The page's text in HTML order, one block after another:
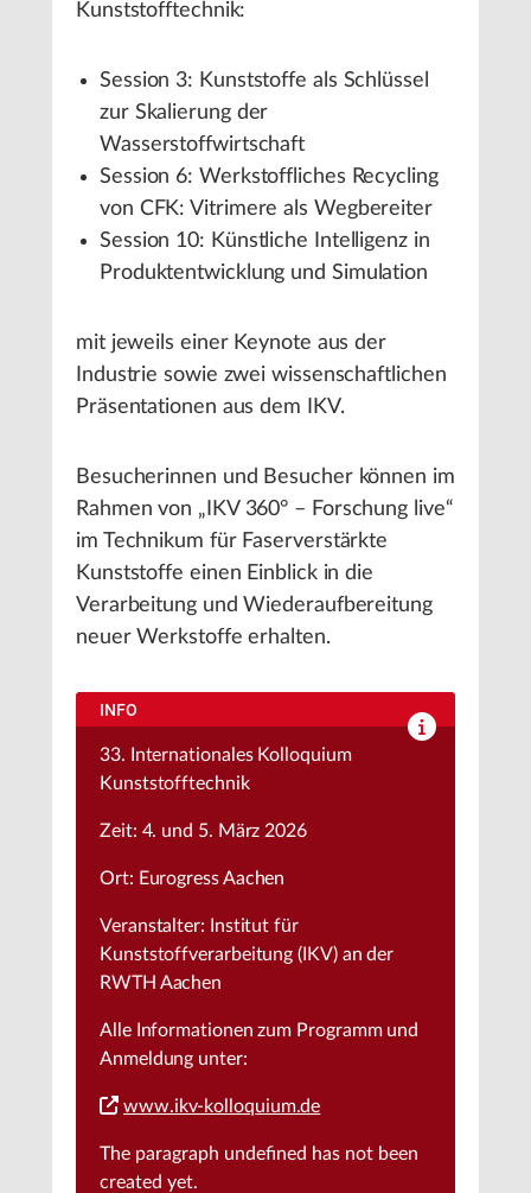
Kunststofftechnik:
Session 3: Kunststoffe als Schlüssel
zur Skalierung der
Wasserstoffwirtschaft
Session 6: Werkstoffliches Recycling
von CFK: Vitrimere als Wegbereiter
Session 10: Künstliche Intelligenz in
Produktentwicklung und Simulation
mit jeweils einer Keynote aus der
Industrie sowie zwei wissenschaftlichen
Präsentationen aus dem IKV.
Besucherinnen und Besucher können im
Rahmen von „IKV 360° – Forschung live“
im Technikum für Faserverstärkte
Kunststoffe einen Einblick in die
Verarbeitung und Wiederaufbereitung
neuer Werkstoffe erhalten.
INFO
33. Internationales Kolloquium
Kunststofftechnik
Zeit: 4. und 5. März 2026
Ort: Eurogress Aachen
Veranstalter: Institut für
Kunststoffverarbeitung (IKV) an der
RWTH Aachen
Alle Informationen zum Programm und
Anmeldung unter:
www.ikv-kolloquium.de
The paragraph undefined has not been
created yet.